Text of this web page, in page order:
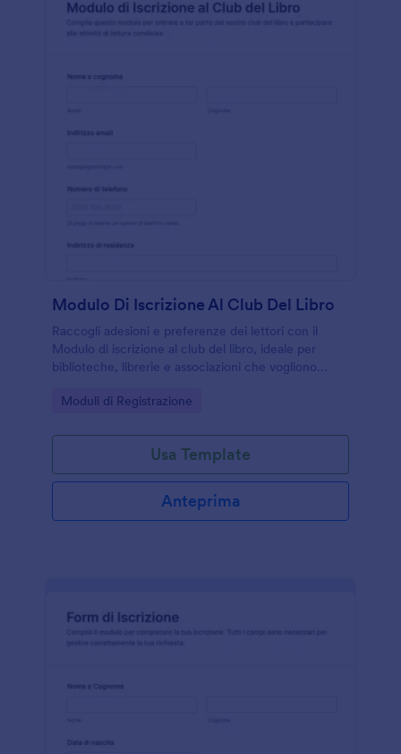
Modulo Di Iscrizione Al Club Del Libro
Raccogli adesioni e preferenze dei lettori con il
Modulo di iscrizione al club del libro, ideale per
biblioteche, librerie e associazioni che vogliono
unico posto con Jotform.
Go to Category:
Moduli di Registrazione
Usa Template
Anteprima